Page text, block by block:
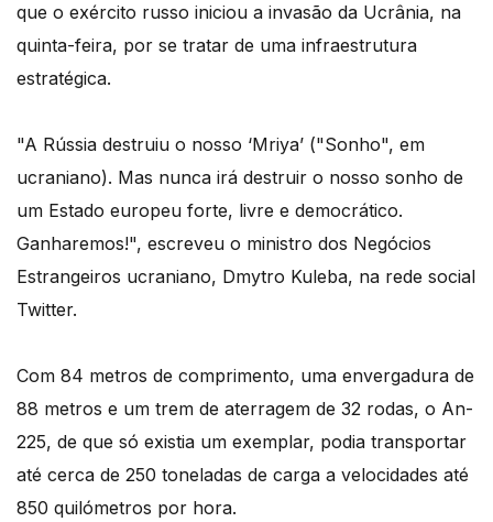
que o exército russo iniciou a invasão da Ucrânia, na
quinta-feira, por se tratar de uma infraestrutura
estratégica.
"A Rússia destruiu o nosso ‘Mriya’ ("Sonho", em
ucraniano). Mas nunca irá destruir o nosso sonho de
um Estado europeu forte, livre e democrático.
Ganharemos!", escreveu o ministro dos Negócios
Estrangeiros ucraniano, Dmytro Kuleba, na rede social
Twitter.
Com 84 metros de comprimento, uma envergadura de
88 metros e um trem de aterragem de 32 rodas, o An-
225, de que só existia um exemplar, podia transportar
até cerca de 250 toneladas de carga a velocidades até
850 quilómetros por hora.